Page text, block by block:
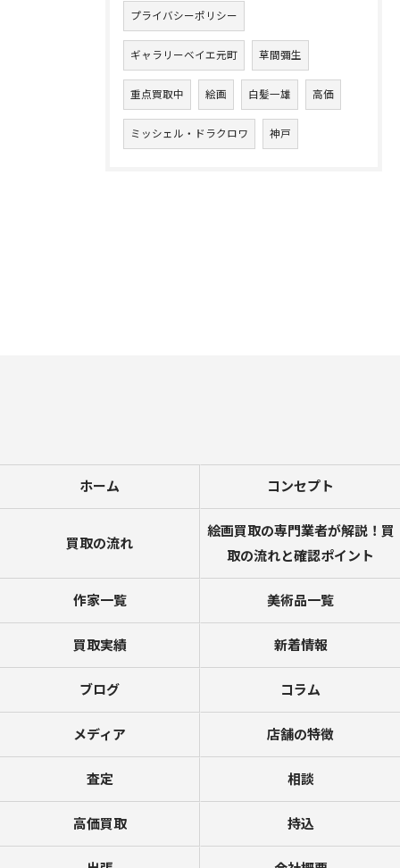
プライバシーポリシー
ギャラリーベイエ元町 草間彌生
重点買取中 絵画 白髪一雄 高価
ミッシェル・ドラクロワ 神戸
ホーム コンセプト
買取の流れ
絵画買取の専門業者が解説！買
取の流れと確認ポイント
作家一覧 美術品一覧
買取実績 新着情報
ブログ コラム
メディア 店舗の特徴
査定 相談
高価買取 持込